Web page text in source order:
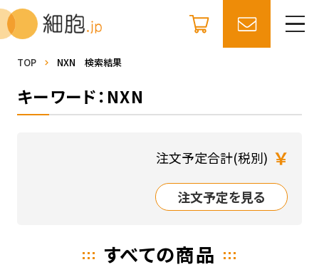
TOP NXN 検索結果
キーワード：NXN
注文予定合計(税別) ￥
注文予定を見る
すべての商品